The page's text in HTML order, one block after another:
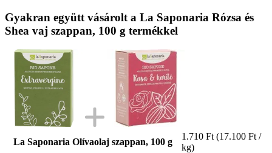
Gyakran együtt vásárolt a La Saponaria Rózsa és
Shea vaj szappan, 100 g termékkel
La Saponaria Olívaolaj szappan, 100 g
1.710 Ft (17.100 Ft /
kg)